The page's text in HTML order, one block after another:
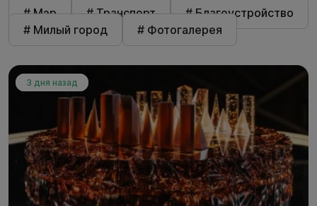
# Мэр # Транспорт
# Благоустройство
# Милый город
# Фотогалерея
3 дня назад